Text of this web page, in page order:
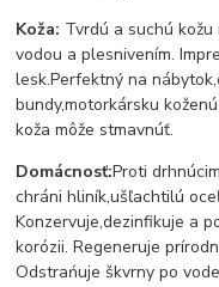
Koža: Tvrdú a suchú
vodou a plesnivením.
lesk.Perfektný na
bundy,motorkársku
koža môže stmavnúť.
Domácnosť:Proti
chráni hliník,ušľachtilú
Konzervuje,dezinfikuje a
korózii. Regeneruje
Odstrańuje škvrny po